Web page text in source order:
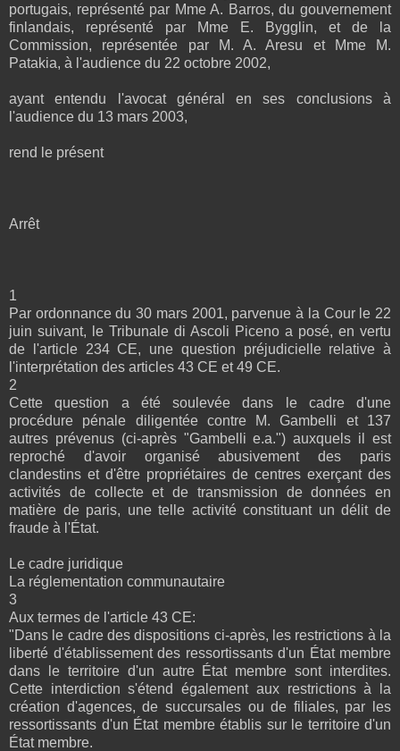
portugais, représenté par Mme A. Barros, du gouvernement
finlandais, représenté par Mme E. Bygglin, et de la
Commission, représentée par M. A. Aresu et Mme M.
Patakia, à l'audience du 22 octobre 2002,
ayant entendu l'avocat général en ses conclusions à
l'audience du 13 mars 2003,
rend le présent
Arrêt
1
Par ordonnance du 30 mars 2001, parvenue à la Cour le 22
juin suivant, le Tribunale di Ascoli Piceno a posé, en vertu
de l'article 234 CE, une question préjudicielle relative à
l'interprétation des articles 43 CE et 49 CE.
2
Cette question a été soulevée dans le cadre d'une
procédure pénale diligentée contre M. Gambelli et 137
autres prévenus (ci-après "Gambelli e.a.") auxquels il est
reproché d'avoir organisé abusivement des paris
clandestins et d'être propriétaires de centres exerçant des
activités de collecte et de transmission de données en
matière de paris, une telle activité constituant un délit de
fraude à l'État.
Le cadre juridique
La réglementation communautaire
3
Aux termes de l'article 43 CE:
"Dans le cadre des dispositions ci-après, les restrictions à la
liberté d'établissement des ressortissants d'un État membre
dans le territoire d'un autre État membre sont interdites.
Cette interdiction s'étend également aux restrictions à la
création d'agences, de succursales ou de filiales, par les
ressortissants d'un État membre établis sur le territoire d'un
État membre.